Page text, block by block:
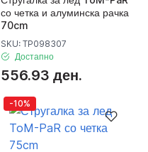
со четка и алуминска рачка
70cm
SKU: TP098307
Достапно
556.93 ден.
-10%